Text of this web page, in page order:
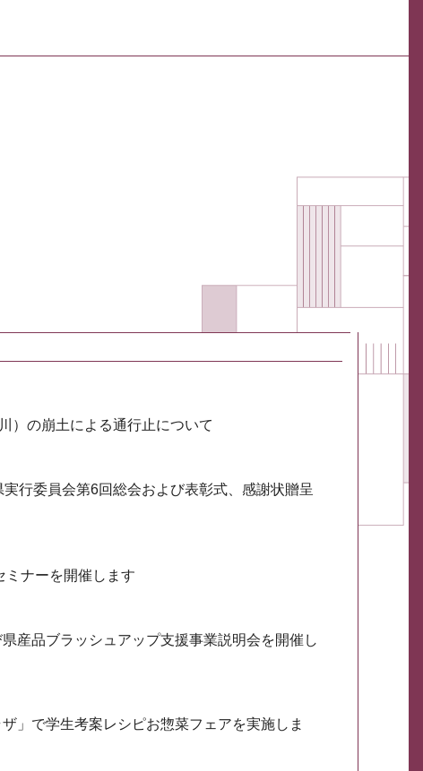
）の崩土による通行止について
行委員会第6回総会および表彰式、感謝状贈呈
ミナーを開催します
産品ブラッシュアップ支援事業説明会を開催し
ザ」で学生考案レシピお惣菜フェアを実施しま